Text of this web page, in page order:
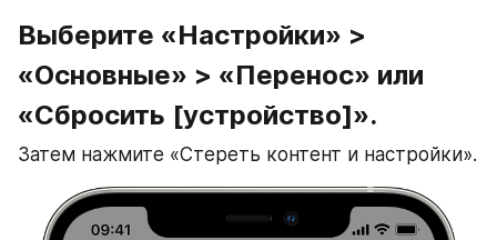
Выберите «Настройки» >
«Основные» > «Перенос» или
«Сбросить [устройство]».
Затем нажмите «Стереть контент и настройки».